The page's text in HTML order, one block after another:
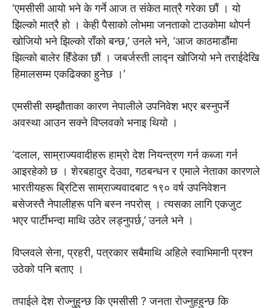
‘एमसीसी आयो भने के गर्ने आज त संकेत मात्रै गरेका छौं । यो
झिल्को मात्रै हो । केही पैसाको लोभमा जनताको टाउकोमा थोपर्न
खोजियो भने झिल्को राँको बन्छ,’ उनले भने, ‘आज काठमाडौंमा
झिल्को बालेर हिँडेका छौं । जबर्जस्ती लाद्न खोजियो भने तराईदेखि
हिमालसम्म एकढिक्का हुनेछ ।’
एमसीसी सम्झौताका कारण नेपालीले उपनिवेश भएर बस्नुपर्ने
अवस्था आउन सक्ने विप्लवको भनाइ थियो ।
‘दलाल, साम्राज्यवादीहरू हाम्रो देश नियन्त्रण गर्न कब्जा गर्न
आइरहेको छ । शेरबहादुर देउवा, गठबन्धन र एमाले नेताका कारणले
भारतीयहरू ब्रिटिस साम्राज्यवादबाट १९० वर्ष उपनिवेशन
बसेजस्तै नेपालीहरू पनि बस्न नपरोस् । त्यसका लागि एकजुट
भएर पार्टीभन्दा माथि उठेर लड्नुपर्छ,’ उनले भने ।
विप्लवले सेना, प्रहरी, पत्रकार सबैमाथि अहिले स्वाभिमानी प्रश्न
उठेको पनि बताए ।
तपाईले देश रोज्नुहुन्छ कि एमसीसी ? जनता रोज्नुहहुन्छ कि